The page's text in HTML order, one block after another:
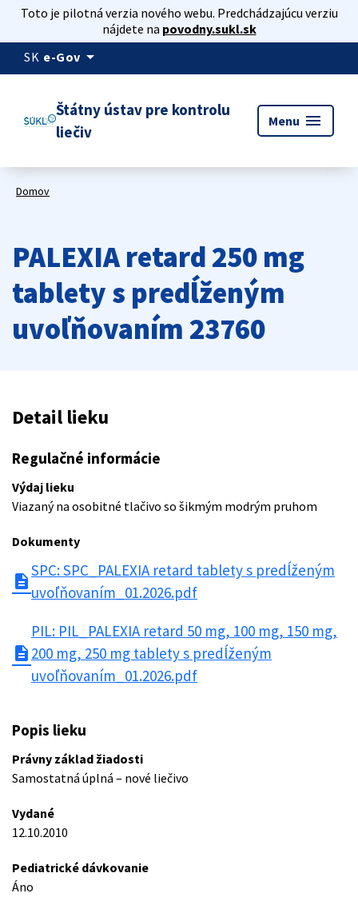
Toto je pilotná verzia nového webu. Predchádzajúcu verziu
nájdete na povodny.sukl.sk
SK e-Gov arrow_drop_down
Štátny ústav pre kontrolu
liečiv
Menu menu
Domov
PALEXIA retard 250 mg
tablety s predĺženým
uvoľňovaním 23760
Detail lieku
Regulačné informácie
Výdaj lieku
Viazaný na osobitné tlačivo so šikmým modrým pruhom
Dokumenty
description
SPC: SPC_PALEXIA retard tablety s predĺženým
uvoľňovaním_01.2026.pdf
description
PIL: PIL_PALEXIA retard 50 mg, 100 mg, 150 mg,
200 mg, 250 mg tablety s predĺženým
uvoľňovaním_01.2026.pdf
Popis lieku
Právny základ žiadosti
Samostatná úplná – nové liečivo
Vydané
12.10.2010
Pediatrické dávkovanie
Áno